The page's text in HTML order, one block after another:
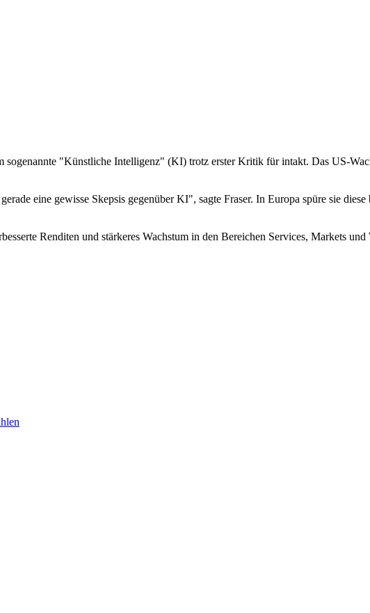
sogenannte "Künstliche Intelligenz" (KI) trotz erster Kritik für intakt. Das US-
eine gewisse Skepsis gegenüber KI", sagte Fraser. In Europa spüre sie
Renditen und stärkeres Wachstum in den Bereichen Services, Markets